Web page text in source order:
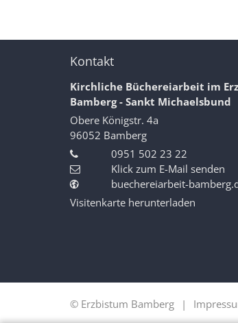
Kontakt
Kirchliche Büchereiarbeit im
Bamberg - Sankt Michaelsbund
Obere Königstr. 4a
96052 Bamberg
0951 502 23 22
Klick zum E-Mail senden
buechereiarbeit-
Visitenkarte herunterladen
© Erzbistum Bamberg